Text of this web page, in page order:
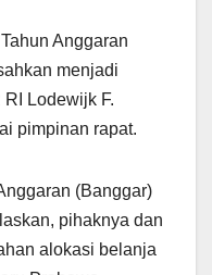
Anggaran
menjadi
RI Lodewijk F.
pimpinan rapat.
(Banggar)
pihaknya dan
alokasi belanja